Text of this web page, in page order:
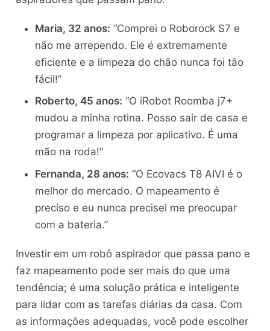
Maria, 32 anos: “Comprei o Roborock S7 e
não me arrependo. Ele é extremamente
eficiente e a limpeza do chão nunca foi tão
fácil!”
Roberto, 45 anos: “O iRobot Roomba j7+
mudou a minha rotina. Posso sair de casa e
programar a limpeza por aplicativo. É uma
mão na roda!”
Fernanda, 28 anos: “O Ecovacs T8 AIVI é o
melhor do mercado. O mapeamento é
preciso e eu nunca precisei me preocupar
com a bateria.”
Investir em um robô aspirador que passa pano e
faz mapeamento pode ser mais do que uma
tendência; é uma solução prática e inteligente
para lidar com as tarefas diárias da casa. Com
as informações adequadas, você pode escolher